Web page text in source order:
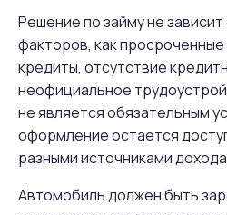
Решение по займу не зависит
факторов, как
кредиты, отсутствие
неофициальное
не является обязательным
оформление остается
разными источниками
Автомобиль должен быть